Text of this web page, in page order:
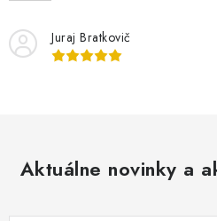
Juraj Bratkovič
Aktuálne novinky a